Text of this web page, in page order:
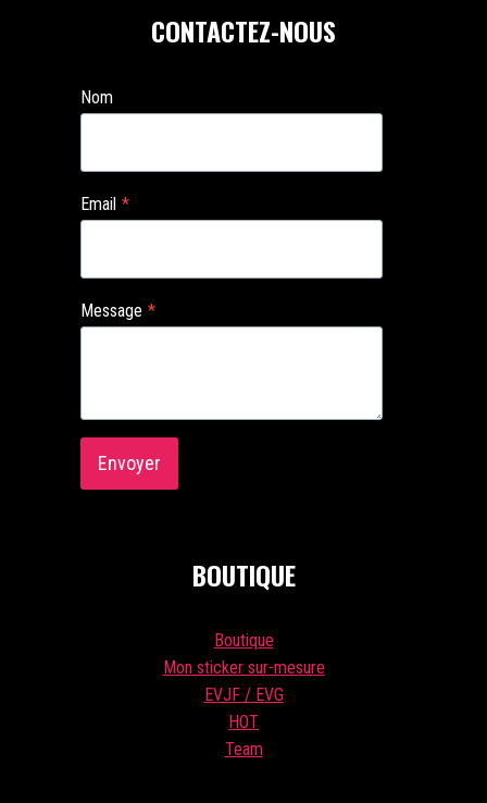
CONTACTEZ-NOUS
Nom
Email *
Message *
Envoyer
BOUTIQUE
Boutique
Mon sticker sur-mesure
EVJF / EVG
HOT
Team